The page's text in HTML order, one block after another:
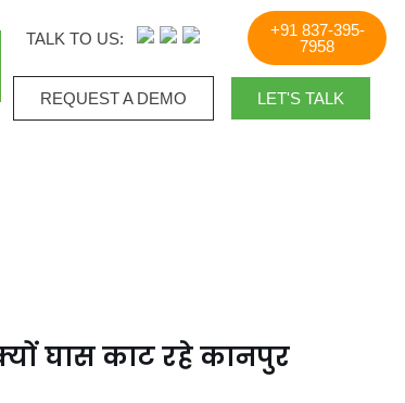
TALK TO US:
+91 837-395-
7958
REQUEST A DEMO​ LET'S TALK
घास काट रहे कानपुर